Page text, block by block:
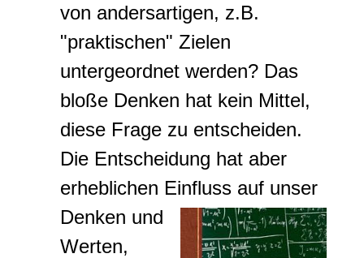
von andersartigen, z.B.
"praktischen" Zielen
untergeordnet werden? Das
bloße Denken hat kein Mittel,
diese Frage zu entscheiden.
Die Entscheidung hat aber
erheblichen Einfluss auf unser
Denken und
Werten,